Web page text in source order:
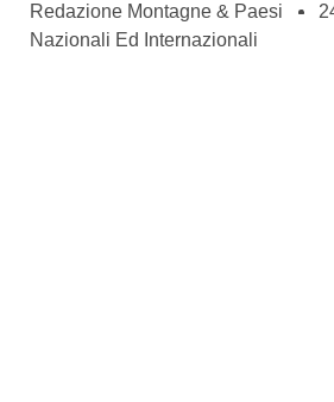
Redazione Montagne & Paesi
Nazionali Ed Internazionali